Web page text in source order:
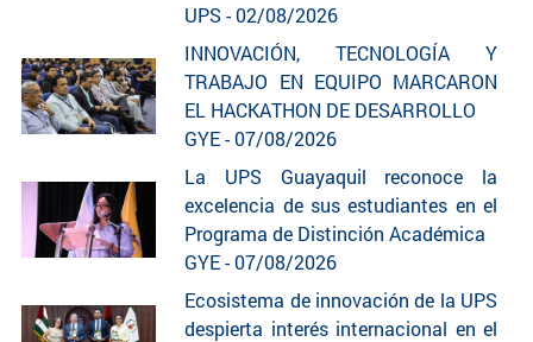
UPS - 02/08/2026
INNOVACIÓN, TECNOLOGÍA Y
TRABAJO EN EQUIPO MARCARON
EL HACKATHON DE DESARROLLO
GYE - 07/08/2026
La UPS Guayaquil reconoce la
excelencia de sus estudiantes en el
Programa de Distinción Académica
GYE - 07/08/2026
Ecosistema de innovación de la UPS
despierta interés internacional en el